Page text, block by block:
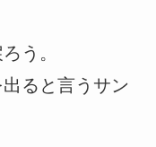
う。
ると言うサン